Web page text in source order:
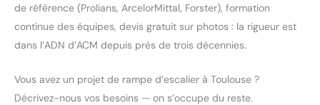
de référence (Prolians, ArcelorMittal, Forster), formation
continue des équipes, devis gratuit sur photos : la rigueur est
dans l’ADN d’ACM depuis près de trois décennies.
Vous avez un projet de rampe d’escalier à Toulouse ?
Décrivez-nous vos besoins — on s’occupe du reste.